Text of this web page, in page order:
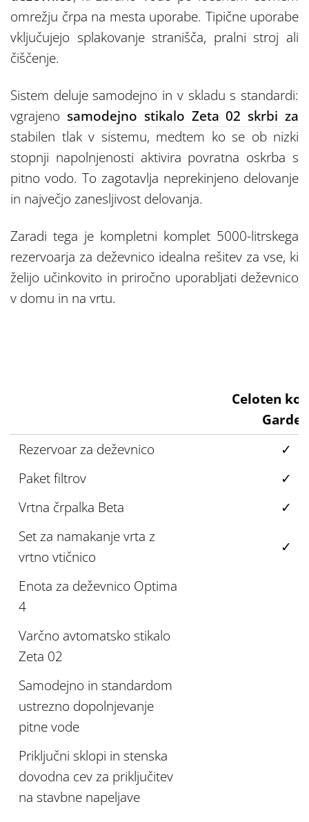
omrežju črpa na mesta uporabe. Tipične uporabe
vključujejo splakovanje stranišča, pralni stroj ali
čiščenje.
Sistem deluje samodejno in v skladu s standardi:
vgrajeno samodejno stikalo Zeta 02 skrbi za
stabilen tlak v sistemu, medtem ko se ob nizki
stopnji napolnjenosti aktivira povratna oskrba s
pitno vodo. To zagotavlja neprekinjeno delovanje
in največjo zanesljivost delovanja.
Zaradi tega je kompletni komplet 5000-litrskega
rezervoarja za deževnico idealna rešitev za vse, ki
želijo učinkovito in priročno uporabljati deževnico
v domu in na vrtu.
Celoten
Garden
Rezervoar za deževnico
✓
Paket filtrov
✓
Vrtna črpalka Beta
✓
Set za namakanje vrta z
vrtno vtičnico
✓
Enota za deževnico Optima
4
Varčno avtomatsko stikalo
Zeta 02
Samodejno in standardom
ustrezno dopolnjevanje
pitne vode
Priključni sklopi in stenska
dovodna cev za priključitev
na stavbne napeljave